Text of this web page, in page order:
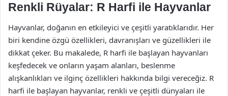
Renkli Rüyalar: R Harfi ile Hayvanlar
Hayvanlar, doğanın en etkileyici ve çeşitli yaratıklarıdır. Her
biri kendine özgü özellikleri, davranışları ve güzellikleri ile
dikkat çeker. Bu makalede, R harfi ile başlayan hayvanları
keşfedecek ve onların yaşam alanları, beslenme
alışkanlıkları ve ilginç özellikleri hakkında bilgi vereceğiz. R
harfi ile başlayan hayvanlar, renkli ve çeşitli dünyaları ile